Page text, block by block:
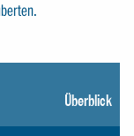
Überblick